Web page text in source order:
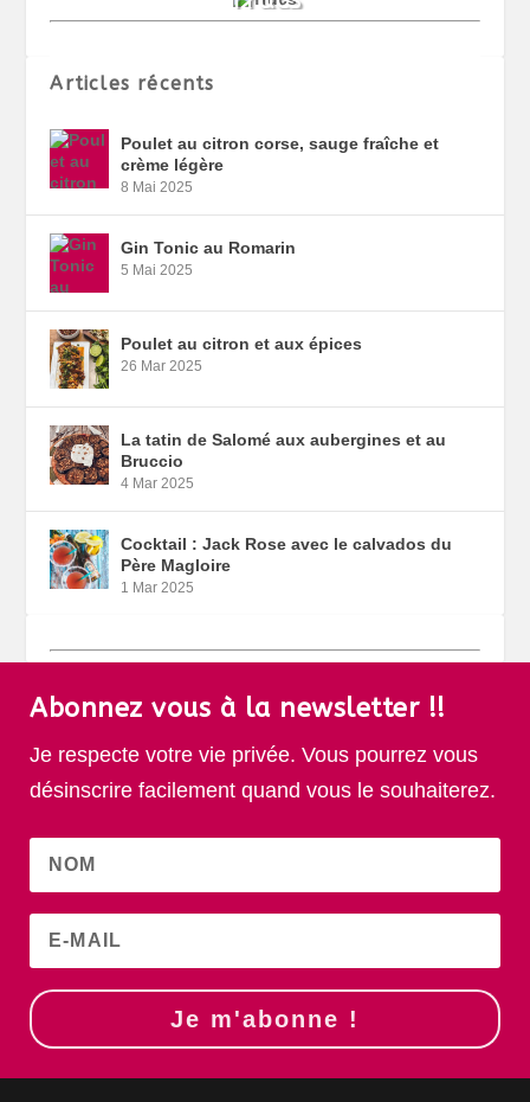
Articles récents
Poulet au citron corse, sauge fraîche et
crème légère
8 Mai 2025
Gin Tonic au Romarin
5 Mai 2025
Poulet au citron et aux épices
26 Mar 2025
La tatin de Salomé aux aubergines et au
Bruccio
4 Mar 2025
Cocktail : Jack Rose avec le calvados du
Père Magloire
1 Mar 2025
Abonnez vous à la newsletter !!
Je respecte votre vie privée. Vous pourrez vous
désinscrire facilement quand vous le souhaiterez.
Je m'abonne !